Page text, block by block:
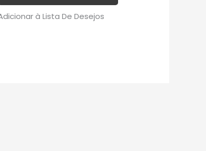
à Lista De Desejos